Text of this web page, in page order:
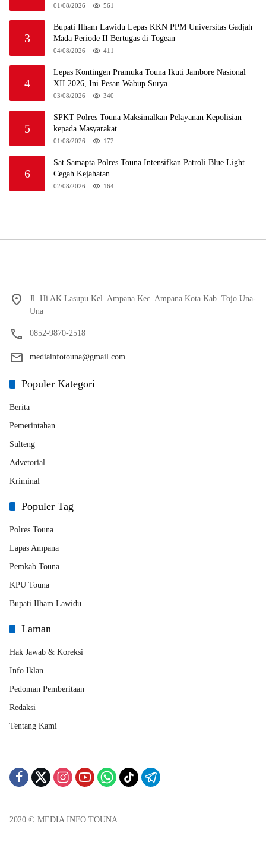
01/08/2026 561
3
Bupati Ilham Lawidu Lepas KKN PPM Universitas Gadjah
Mada Periode II Bertugas di Togean
04/08/2026 411
4
Lepas Kontingen Pramuka Touna Ikuti Jambore Nasional
XII 2026, Ini Pesan Wabup Surya
03/08/2026 340
5
SPKT Polres Touna Maksimalkan Pelayanan Kepolisian
kepada Masyarakat
01/08/2026 172
6
Sat Samapta Polres Touna Intensifkan Patroli Blue Light
Cegah Kejahatan
02/08/2026 164
Jl. Hi AK Lasupu Kel. Ampana Kec. Ampana Kota Kab. Tojo Una-
Una
0852-9870-2518
mediainfotouna@gmail.com
Populer Kategori
Berita
Pemerintahan
Sulteng
Advetorial
Kriminal
Populer Tag
Polres Touna
Lapas Ampana
Pemkab Touna
KPU Touna
Bupati Ilham Lawidu
Laman
Hak Jawab & Koreksi
Info Iklan
Pedoman Pemberitaan
Redaksi
Tentang Kami
2020 © MEDIA INFO TOUNA